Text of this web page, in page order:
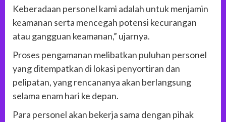
Keberadaan personel kami adalah untuk menjamin
keamanan serta mencegah potensi kecurangan
atau gangguan keamanan,” ujarnya.
Proses pengamanan melibatkan puluhan personel
yang ditempatkan di lokasi penyortiran dan
pelipatan, yang rencananya akan berlangsung
selama enam hari ke depan.
Para personel akan bekerja sama dengan pihak